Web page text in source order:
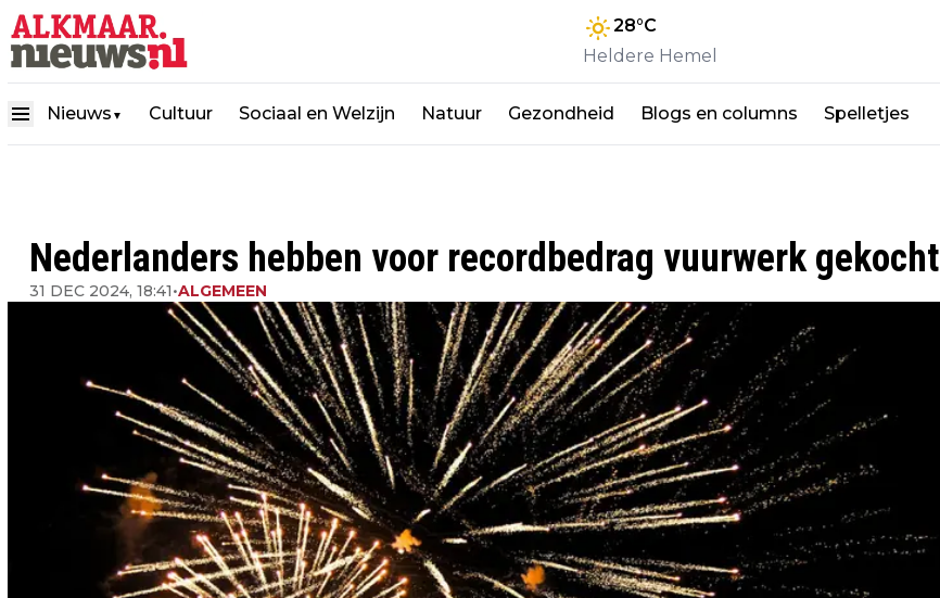
28°C
Heldere Hemel
Nieuws ▼ Cultuur Sociaal en Welzijn Natuur Gezondheid Blogs en columns Spelletjes
Nederlanders hebben voor recordbedrag vuurwerk gekocht
31 DEC 2024, 18:41•ALGEMEEN